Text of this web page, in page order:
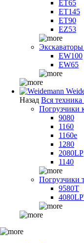
ET65
ET145
ET90
EZ53
EW100
EW65
Назад Вся техника
Погрузчики
9080
1160
1160e
1280
2080LP
1140
Погрузчики
9580T